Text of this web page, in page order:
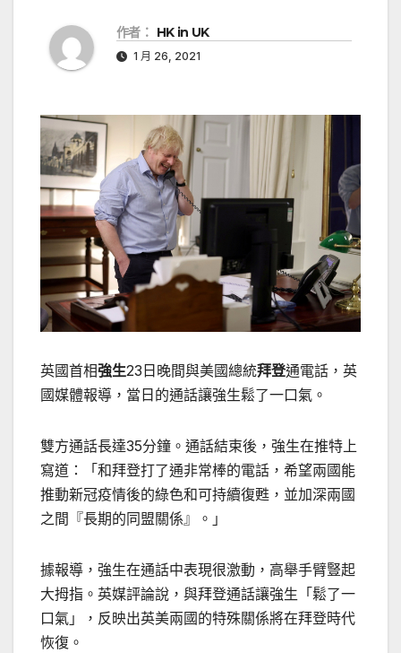
作者： HK in UK
1 月 26, 2021
英國首相強生23日晚間與美國總統拜登通電話，英
國媒體報導，當日的通話讓強生鬆了一口氣。
雙方通話長達35分鐘。通話結束後，強生在推特上
寫道：「和拜登打了通非常棒的電話，希望兩國能
推動新冠疫情後的綠色和可持續復甦，並加深兩國
之間『長期的同盟關係』。」
據報導，強生在通話中表現很激動，高舉手臂豎起
大拇指。英媒評論說，與拜登通話讓強生「鬆了一
口氣」，反映出英美兩國的特殊關係將在拜登時代
恢復。